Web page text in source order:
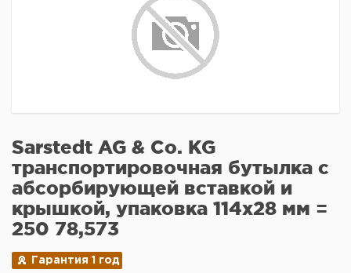
Sarstedt AG & Co. KG
транспортировочная бутылка с
абсорбирующей вставкой и
крышкой, упаковка 114x28 мм =
250 78,573
Гарантия 1 год